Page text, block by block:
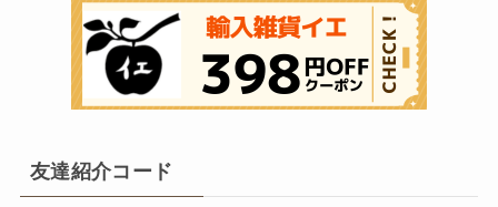
友達紹介コード